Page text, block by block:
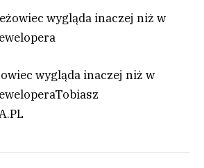
wygląda inaczej niż w
Tobiasz